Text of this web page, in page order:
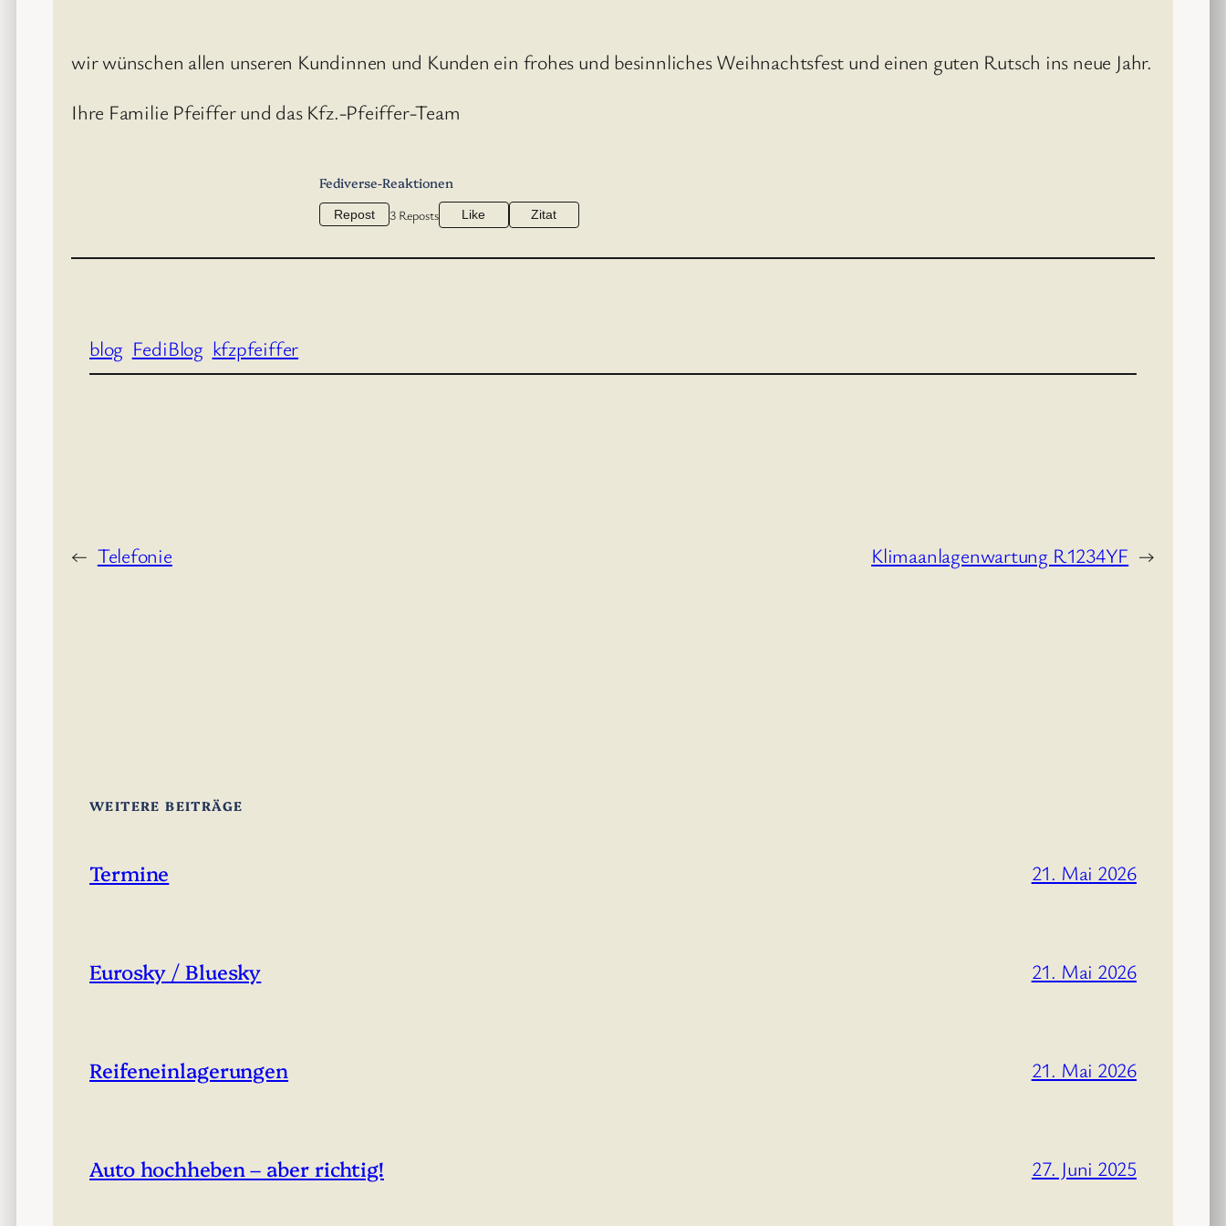
wir wünschen allen unseren Kundinnen und Kunden ein frohes und besinnliches Weihnachtsfest und einen guten Rutsch ins neue Jahr.
Ihre Familie Pfeiffer und das Kfz.-Pfeiffer-Team
Fediverse-Reaktionen
Repost 3 Reposts Like Zitat
blog FediBlog kfzpfeiffer
← Telefonie Klimaanlagenwartung R1234YF →
WEITERE BEITRÄGE
Termine 21. Mai 2026
Eurosky / Bluesky 21. Mai 2026
Reifeneinlagerungen 21. Mai 2026
Auto hochheben – aber richtig! 27. Juni 2025